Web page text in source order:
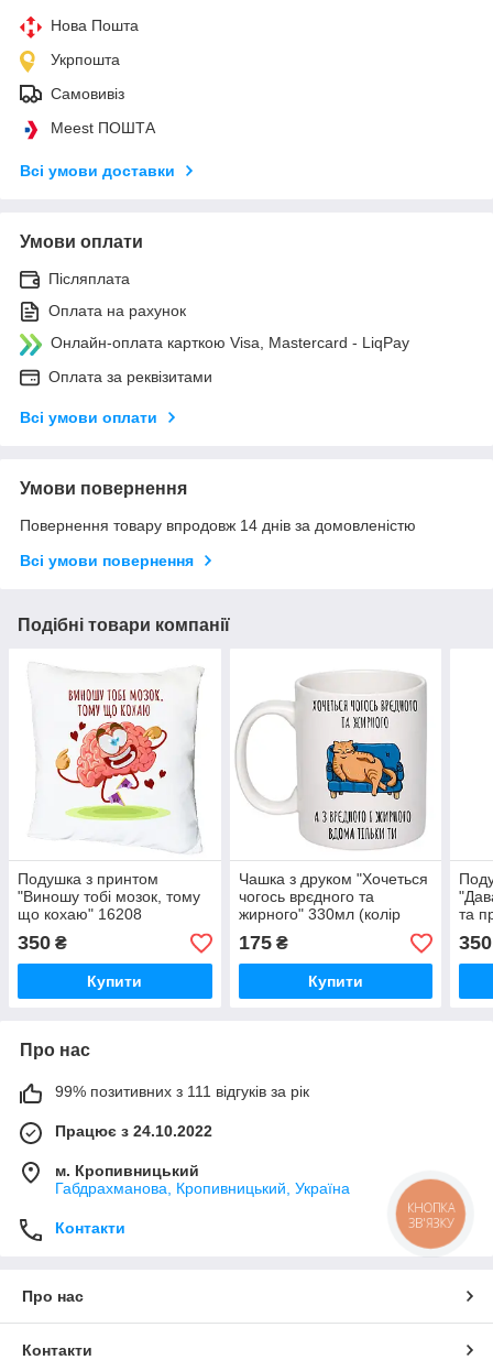
Нова Пошта
Укрпошта
Самовивіз
Meest ПОШТА
Всі умови доставки
Умови оплати
Післяплата
Оплата на рахунок
Онлайн-оплата карткою Visa, Mastercard - LiqPay
Оплата за реквізитами
Всі умови оплати
Умови повернення
Повернення товару впродовж 14 днів за домовленістю
Всі умови повернення
Подібні товари компанії
Подушка з принтом
"Виношу тобі мозок, тому
що кохаю" 16208
350 ₴
Купити
Чашка з друком "Хочеться
чогось врєдного та
жирного" 330мл (колір
білий) (20537)
175₴
Купити
та
350
Про нас
99% позитивних з 111 відгуків за рік
Працює з 24.10.2022
м. Кропивницький
Габдрахманова, Кропивницький, Україна
Контакти
Про нас
Контакти
КНОПКА
ЗВ'ЯЗКУ